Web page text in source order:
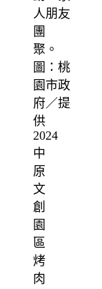
2024
中
原
文
創
園
區
烤
肉